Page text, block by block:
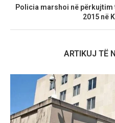
Policia marshoi në përkujtim
2015 në
ARTIKUJ TË